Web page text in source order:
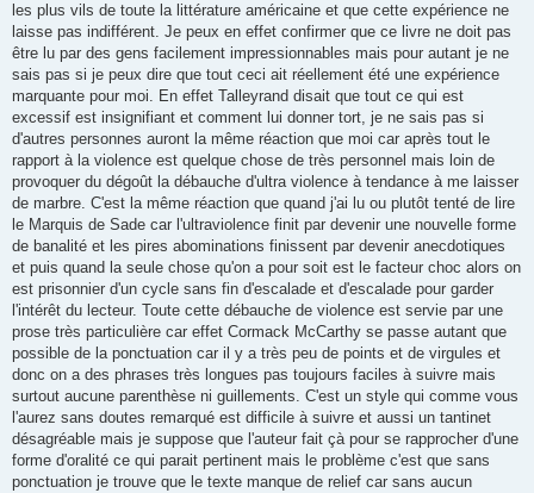
les plus vils de toute la littérature américaine et que cette expérience ne
laisse pas indifférent. Je peux en effet confirmer que ce livre ne doit pas
être lu par des gens facilement impressionnables mais pour autant je ne
sais pas si je peux dire que tout ceci ait réellement été une expérience
marquante pour moi. En effet Talleyrand disait que tout ce qui est
excessif est insignifiant et comment lui donner tort, je ne sais pas si
d'autres personnes auront la même réaction que moi car après tout le
rapport à la violence est quelque chose de très personnel mais loin de
provoquer du dégoût la débauche d'ultra violence à tendance à me laisser
de marbre. C'est la même réaction que quand j'ai lu ou plutôt tenté de lire
le Marquis de Sade car l'ultraviolence finit par devenir une nouvelle forme
de banalité et les pires abominations finissent par devenir anecdotiques
et puis quand la seule chose qu'on a pour soit est le facteur choc alors on
est prisonnier d'un cycle sans fin d'escalade et d'escalade pour garder
l'intérêt du lecteur. Toute cette débauche de violence est servie par une
prose très particulière car effet Cormack McCarthy se passe autant que
possible de la ponctuation car il y a très peu de points et de virgules et
donc on a des phrases très longues pas toujours faciles à suivre mais
surtout aucune parenthèse ni guillements. C'est un style qui comme vous
l'aurez sans doutes remarqué est difficile à suivre et aussi un tantinet
désagréable mais je suppose que l'auteur fait çà pour se rapprocher d'une
forme d'oralité ce qui parait pertinent mais le problème c'est que sans
ponctuation je trouve que le texte manque de relief car sans aucun